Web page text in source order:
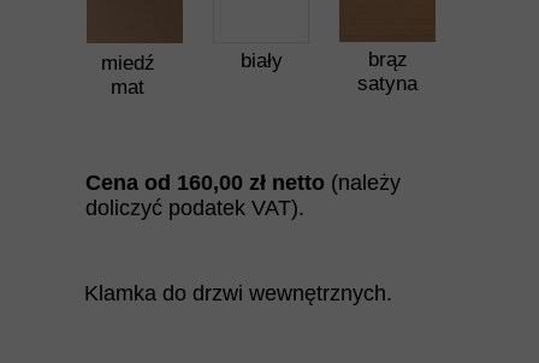
brąz
satyna
miedź
mat
biały
Klamka do drzwi wewnętrznych.
Cena od 160,00 zł netto (należy
doliczyć podatek VAT).